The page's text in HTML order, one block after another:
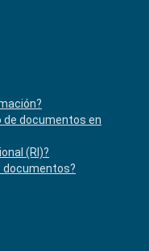
de documentos en
(RI)?
documentos?